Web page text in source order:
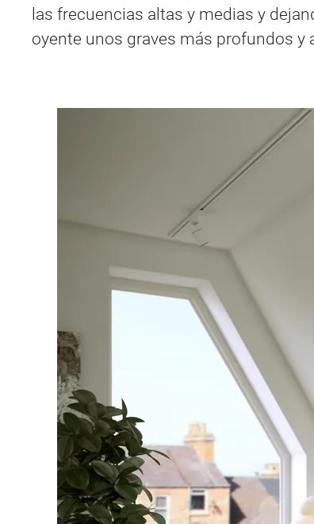
las frecuencias altas y medias y
oyente unos graves más profundos y